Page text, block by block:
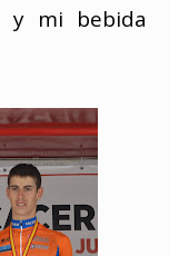
y mi bebida